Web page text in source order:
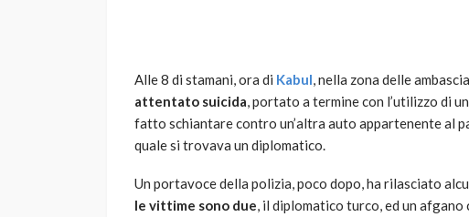
Alle 8 di stamani, ora di Kabul, nella zona delle
attentato suicida, portato a termine con l’utilizzo di
fatto schiantare contro un’altra auto appartenente al
quale si trovava un diplomatico.
Un portavoce della polizia, poco dopo, ha rilasciato
le vittime sono due, il diplomatico turco, ed un afgano
VARIE
Robot tagliaerba: quale
scegliere per il tuo prato